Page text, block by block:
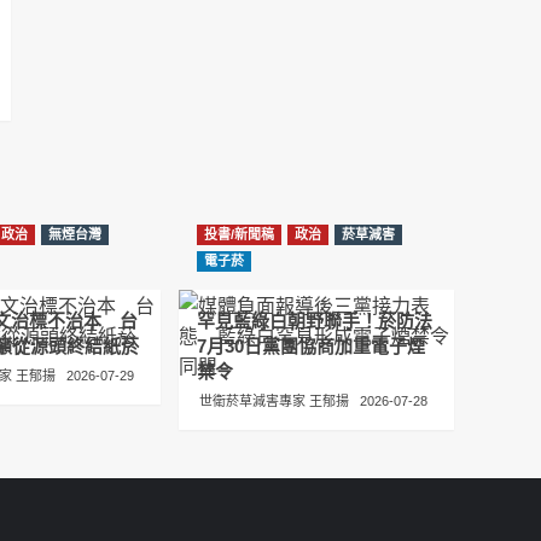
（Google NotebookLM 中文PODCAST）
พระคัมภีร์แห่งการริเริ่มบุหรี่ไฟฟ้า ประวัติศาสตร์
ที่ซ่อนเร้นของการลดอันตรายจากบุหรี่โดย
กระทรวงสาธารณสุขและสวัสดิการ
政治
無煙台灣
治標不治本 台
從源頭終結紙菸
王郁揚 2026-07-29
投書/新聞稿 政治
菸草減害
電子菸
罕見藍綠白朝野聯手！菸防法
7月30日黨團協商加重電子煙
禁令
世衛菸草減害專家 王郁揚 2026-07-28